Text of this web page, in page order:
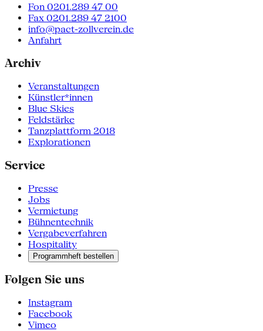
Fon 0201.289 47 00
Fax 0201.289 47 2100
info@pact-zollverein.de
Anfahrt
Archiv
Veranstaltungen
Künstler*innen
Blue Skies
Feldstärke
Tanzplattform 2018
Explorationen
Service
Presse
Jobs
Vermietung
Bühnentechnik
Vergabeverfahren
Hospitality
Programmheft bestellen
Folgen Sie uns
Instagram
Facebook
Vimeo